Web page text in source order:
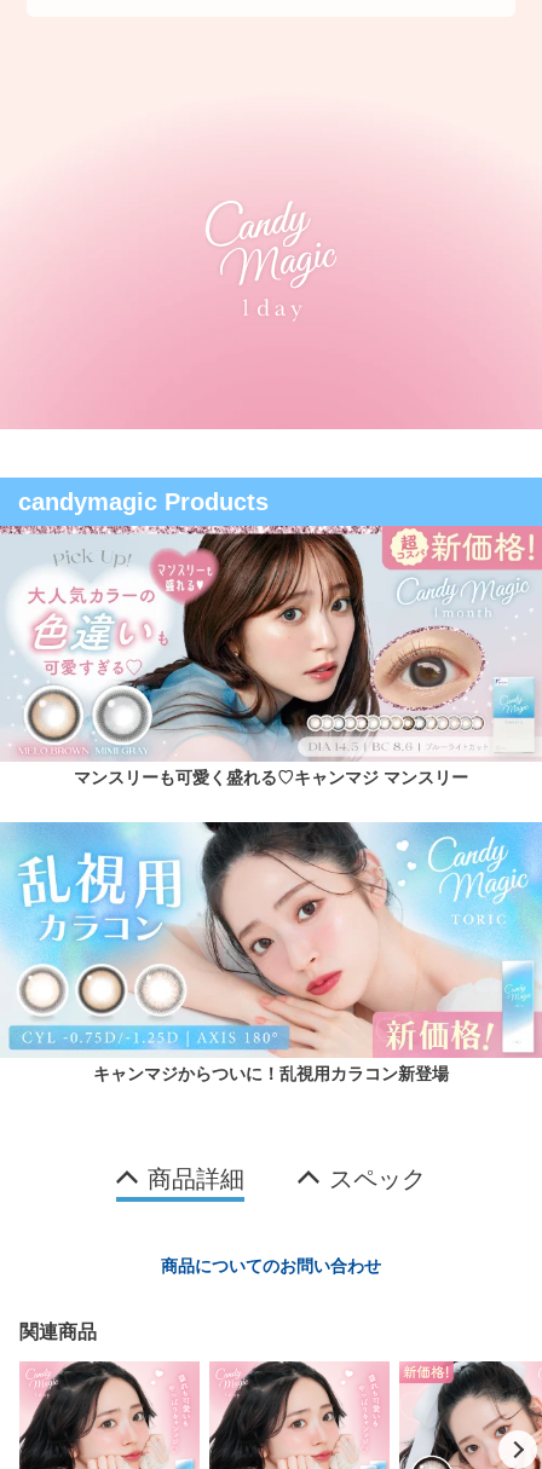
candymagic Products
マンスリーも可愛く盛れる♡キャンマジ マンスリー
キャンマジからついに！乱視用カラコン新登場
商品詳細 スペック
商品についてのお問い合わせ
関連商品